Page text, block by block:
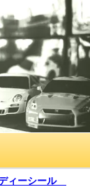
ィーシール